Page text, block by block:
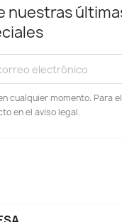
nuestras
cualquier momento. Para
en el aviso legal.